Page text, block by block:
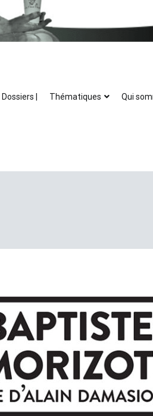
| Dossiers | Thématiques Qui